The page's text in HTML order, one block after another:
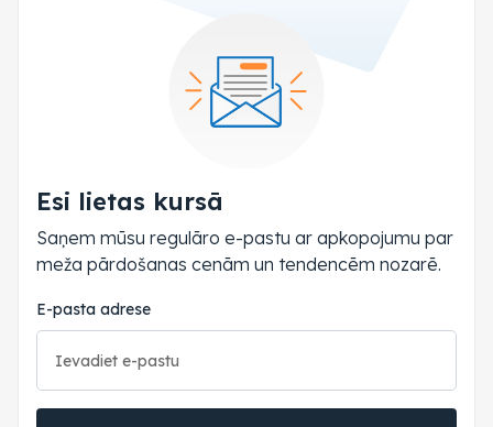
Esi lietas kursā
Saņem mūsu regulāro e-pastu ar apkopojumu par
meža pārdošanas cenām un tendencēm nozarē.
E-pasta adrese